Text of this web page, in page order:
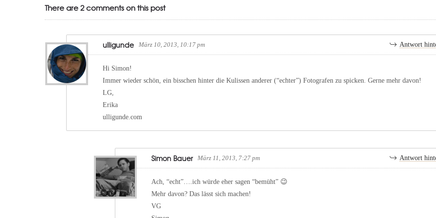
There are 2 comments on this post
ulligunde März 10, 2013, 10:17 pm Antwort
Hi Simon!
Immer wieder schön, ein bisschen hinter die Kulissen anderer (“echter”) Fotografen zu spicken. Gerne mehr davon!
LG,
Erika
ulligunde.com
Simon Bauer März 11, 2013, 7:27 pm Antwort
Ach, “echt”….ich würde eher sagen “bemüht” 😉
Mehr davon? Das lässt sich machen!
VG